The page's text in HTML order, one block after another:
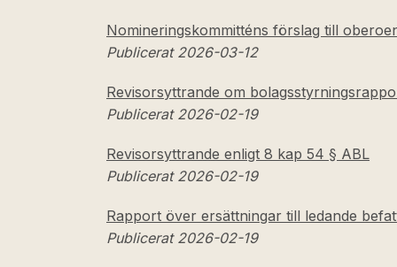
Nomineringskommitténs förslag till
Publicerat 2026-03-12
Revisorsyttrande om
Publicerat 2026-02-19
Revisorsyttrande enligt 8 kap 54 § ABL
Publicerat 2026-02-19
Rapport över ersättningar till ledande
Publicerat 2026-02-19